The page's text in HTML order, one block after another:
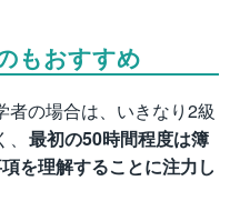
もおすすめ
の場合は、いきなり2級
最初の50時間程度は簿
を理解することに注力し